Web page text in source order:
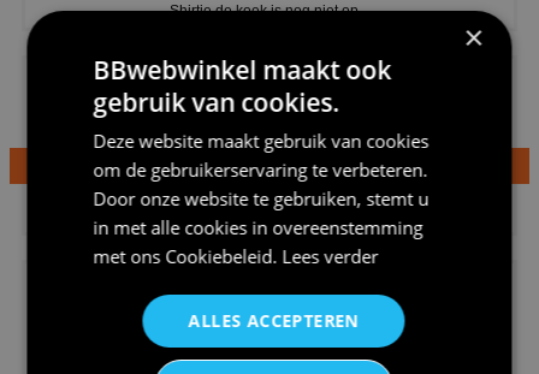
Shirtje de koek is nog niet op...
Dames v hals t-shirt prinses v...
×
BBwebwinkel maakt ook
gebruik van cookies.
Deze website maakt gebruik van cookies
om de gebruikerservaring te verbeteren.
Door onze website te gebruiken, stemt u
in met alle cookies in overeenstemming
met ons Cookiebeleid. Lees verder
ALLES ACCEPTEREN